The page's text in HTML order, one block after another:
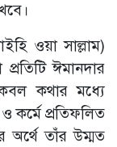
ওয়া সাল্লাম)
ঈমানদার
কথার মধ্যে
কর্মে প্রতিফলিত
তাঁর উম্মত